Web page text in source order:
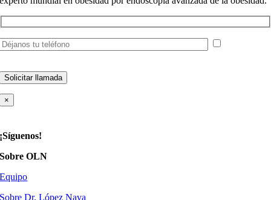
×
¡Síguenos!
Sobre OLN
Equipo
Sobre Dr. López Nava